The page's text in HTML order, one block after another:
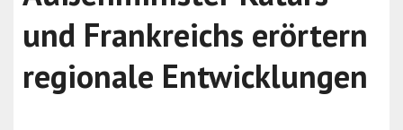
und Frankreichs erörtern
regionale Entwicklungen